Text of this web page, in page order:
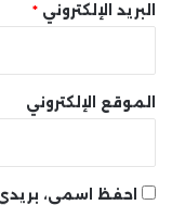
البريد الإلكتروني *
الموقع الإلكتروني
احفظ اسمي، بريدي